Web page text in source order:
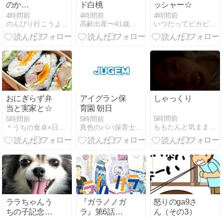
のか…
4時間前
ド白桃
4時間前
ッシャー☆
4時間前
いつだってピカピカ☆わんだふる
おにぎらず弁
当と実家と☆
5時間前
アイグラン保
育園 朝日
5時間前
異色のパパ保育士 思いやりに溢れる、平和な世の中をつくりたい
しゃっくり
5時間前
ララちゃんう
ちの子記念日
『ガラノノガ
ラ』第6話前
怒りのga9さ
ん（その3）